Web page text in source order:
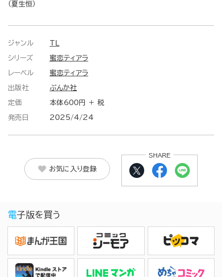
（夏生恒）
ジャンル
シリーズ 蜜恋ティアラ
レーベル 蜜恋ティアラ
出版社 ぶんか社
定価 本体600円 ＋ 税
発売日 2025/4/24
お気に入り登録
SHARE
電子版を買う